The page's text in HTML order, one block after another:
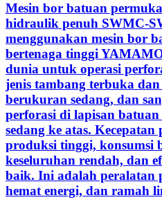
Mesin bor batuan
hidraulik penuh SWMC-
menggunakan mesin bor
bertenaga tinggi
dunia untuk operasi
jenis tambang terbuka
berukuran sedang, dan
perforasi di lapisan batuan
sedang ke atas. Kecepatan
produksi tinggi, konsumsi
keseluruhan rendah, dan
baik. Ini adalah peralatan
hemat energi, dan ramah